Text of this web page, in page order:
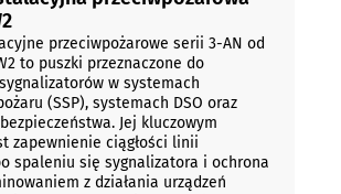
przeciwpożarowe serii 3-AN od
to puszki przeznaczone do
w systemach
(SSP), systemach DSO oraz
Jej kluczowym
zapewnienie ciągłości linii
spaleniu się sygnalizatora i ochrona
z działania urządzeń